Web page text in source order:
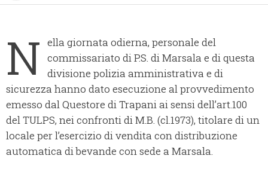
N ella giornata odierna, personale del
commissariato di P.S. di Marsala e di questa
divisione polizia amministrativa e di
sicurezza hanno dato esecuzione al provvedimento
emesso dal Questore di Trapani ai sensi dell’art.100
del TULPS, nei confronti di M.B. (cl.1973), titolare di un
locale per l’esercizio di vendita con distribuzione
automatica di bevande con sede a Marsala.